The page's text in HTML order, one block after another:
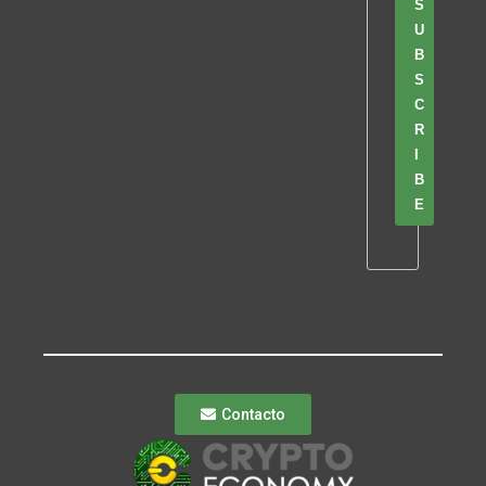
S
U
B
S
C
R
B
E
Contacto